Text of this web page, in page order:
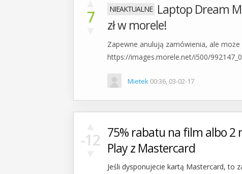
7
Laptop Dream
zł w morele!
Zapewne anulują zamówienia, ale
https://images.morele.net/i500/
Mietek 00:36, 03-02-17
-12 75% rabatu na film albo 2
Play z Mastercard
Jeśli dysponujecie kartą Mastercard, to